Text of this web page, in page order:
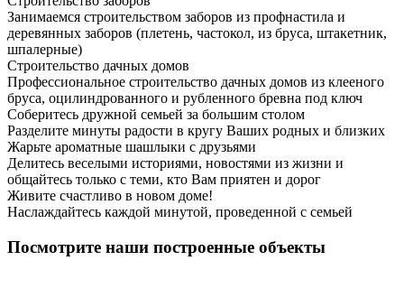
Занимаемся строительством заборов из профнастила и
деревянных заборов (плетень, частокол, из бруса, штакетник,
шпалерные)
Строительство дачных домов
Профессиональное строительство дачных домов из клееного
бруса, оцилиндрованного и рубленного бревна под ключ
Соберитесь дружной семьей за большим столом
Разделите минуты радости в кругу Ваших родных и близких
Жарьте ароматные шашлыки с друзьями
Делитесь веселыми историями, новостями из жизни и
общайтесь только с теми, кто Вам приятен и дорог
Живите счастливо в новом доме!
Наслаждайтесь каждой минутой, проведенной с семьей
Посмотрите наши построенные объекты